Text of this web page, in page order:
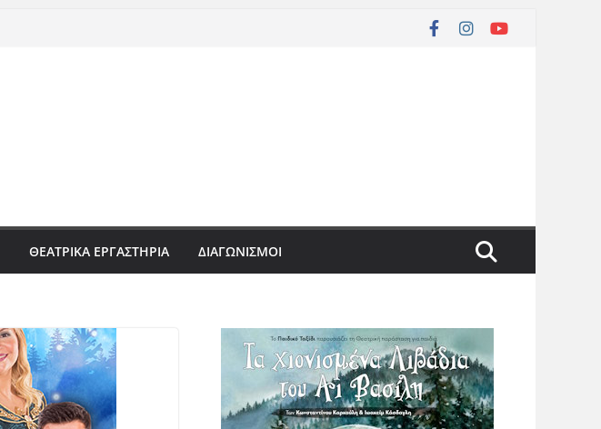
ΘΕΑΤΡΙΚΑ ΕΡΓΑΣΤΗΡΙΑ ΔΙΑΓΩΝΙΣΜΟΙ